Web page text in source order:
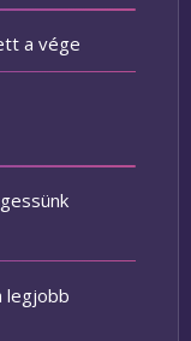
a vége
legjobb